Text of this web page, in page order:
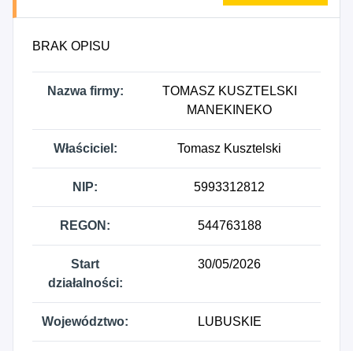
BRAK OPISU
Nazwa firmy:
TOMASZ KUSZTELSKI
MANEKINEKO
Właściciel: Tomasz Kusztelski
NIP: 5993312812
REGON: 544763188
Start
działalności:
30/05/2026
Województwo: LUBUSKIE